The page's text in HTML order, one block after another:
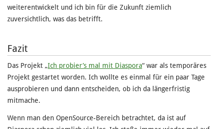
weiterentwickelt und ich bin für die Zukunft ziemlich
zuversichtlich, was das betrifft.
Fazit
Das Projekt „Ich probier’s mal mit Diaspora“ war als temporäres
Projekt gestartet worden. Ich wollte es einmal für ein paar Tage
ausprobieren und dann entscheiden, ob ich da längerfristig
mitmache.
Wenn man den OpenSource-Bereich betrachtet, da ist auf